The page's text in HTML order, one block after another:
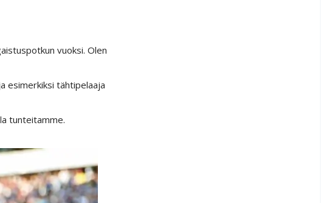
vuoksi. Olen
esimerkiksi tähtipelaaja
tunteitamme.